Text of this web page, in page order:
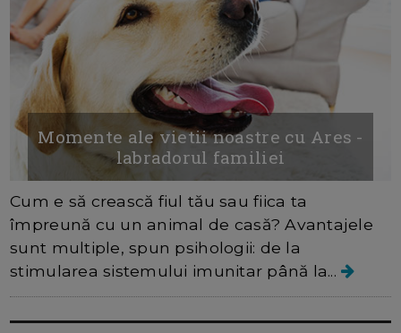
Momente ale vietii noastre cu Ares -
labradorul familiei
Cum e să crească fiul tău sau fiica ta
împreună cu un animal de casă? Avantajele
sunt multiple, spun psihologii: de la
stimularea sistemului imunitar până la...